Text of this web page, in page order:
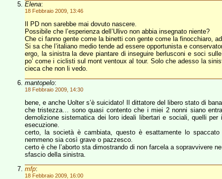
Elena:
18 Febbraio 2009, 13:46
Il PD non sarebbe mai dovuto nascere.
Possibile che l’esperienza dell’Ulivo non abbia insegnato niente?
Che ci fanno gente come la binetti con gente come la finocchiaro,
Si sa che l’italiano medio tende ad essere opportunista e
ergo, la sinistra la deve piantare di inseguire berlusconi e soci
po’ come i ciclisti sul mont ventoux al tour. Solo che adesso la
cieca che non li vedo.
mantopelo:
18 Febbraio 2009, 14:30
bene, e anche Uolter s’è suicidato! Il dittatore del libero stato di
che tristezza… sono quasi contento che i miei 2 nonni siano
demolizione sistematica dei loro ideali libertari e sociali, quelli
esecuzione.
certo, la società è cambiata, questo è esattamente lo
nemmeno sia così grave o pazzesco.
certo è che l’aborto sta dimostrando di non farcela a sopravvivere
sfascio della sinistra.
mfp:
18 Febbraio 2009, 16:00